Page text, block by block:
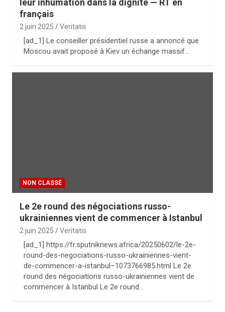
leur inhumation dans la dignité — RT en
français
2 juin 2025 Veritatis
[ad_1] Le conseiller présidentiel russe a annoncé que
Moscou avait proposé à Kiev un échange massif…
NON CLASSÉ
Le 2e round des négociations russo-
ukrainiennes vient de commencer à Istanbul
2 juin 2025 Veritatis
[ad_1] https://fr.sputniknews.africa/20250602/le-2e-
round-des-negociations-russo-ukrainiennes-vient-
de-commencer-a-istanbul–1073766985.html Le 2e
round des négociations russo-ukrainiennes vient de
commencer à Istanbul Le 2e round…